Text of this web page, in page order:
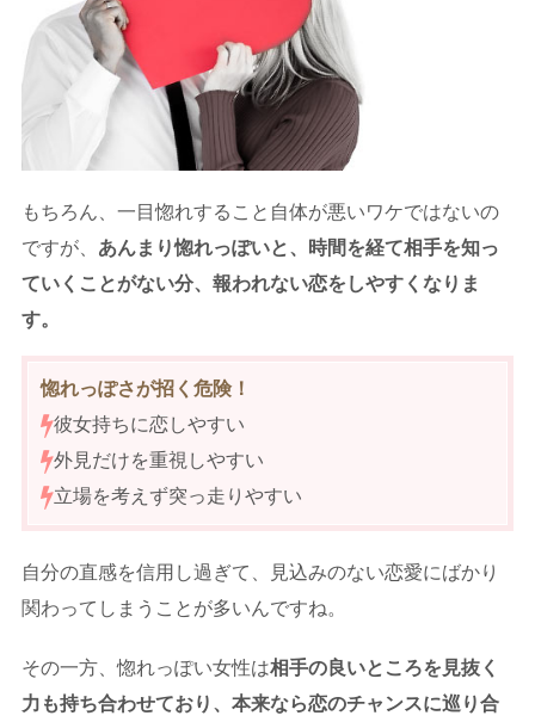
もちろん、一目惚れすること自体が悪いワケではないの
ですが、 あんまり惚れっぽいと、時間を経て相手を知っ
ていくことがない分、報われない恋をしやすくなりま
す。
惚れっぽさが招く危険！
彼女持ちに恋しやすい
外見だけを重視しやすい
立場を考えず突っ走りやすい
自分の直感を信用し過ぎて、見込みのない恋愛にばかり
関わってしまうことが多いんですね。
その一方、惚れっぽい女性は相手の良いところを見抜く
力も持ち合わせており、本来なら恋のチャンスに巡り合